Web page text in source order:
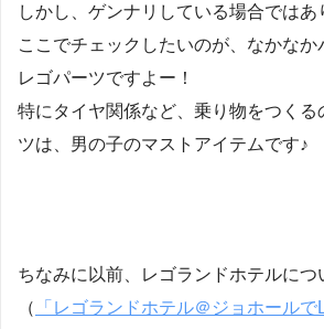
しかし、ゲンナリしている場合ではあ
ここでチェックしたいのが、なかな
レゴパーツですよー！
特にタイヤ関係など、乗り物をつくる
ツは、男の子のマストアイテムです♪
ちなみに以前、レゴランドホテルにつ
（
「レゴランドホテル＠ジョホールで